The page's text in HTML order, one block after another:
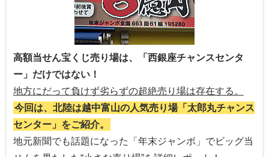
高額当せん宝くじ売り場は、「西銀座チャンスセンタ
ー」だけではない！
地方にだって負けず劣らずの超絶売り場は存在する。
今回は、北陸は越中富山の人気売り場「太郎丸チャンス
センター」をご紹介。
地元新聞でも話題になった「年末ジャンボ」でビッグ当